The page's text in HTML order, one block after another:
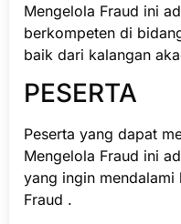
Mengelola Fraud ini
berkompeten di
baik dari kalangan
PESERTA
Peserta yang dapat
Mengelola Fraud ini
yang ingin mendalami
Fraud .